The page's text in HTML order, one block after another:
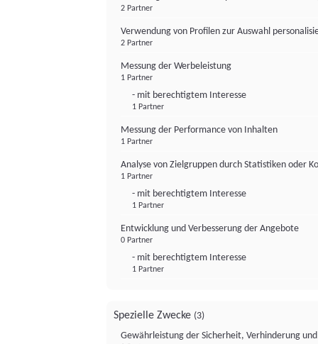
2 Partner
Verwendung von Profilen zur Auswahl
2 Partner
Messung der Werbeleistung
1 Partner
- mit berechtigtem Interesse
1 Partner
Messung der Performance von Inhalten
1 Partner
Analyse von Zielgruppen durch Statistiken oder
1 Partner
- mit berechtigtem Interesse
1 Partner
Entwicklung und Verbesserung der Angebote
0 Partner
- mit berechtigtem Interesse
1 Partner
Spezielle Zwecke (3)
Gewährleistung der Sicherheit, Verhinderung